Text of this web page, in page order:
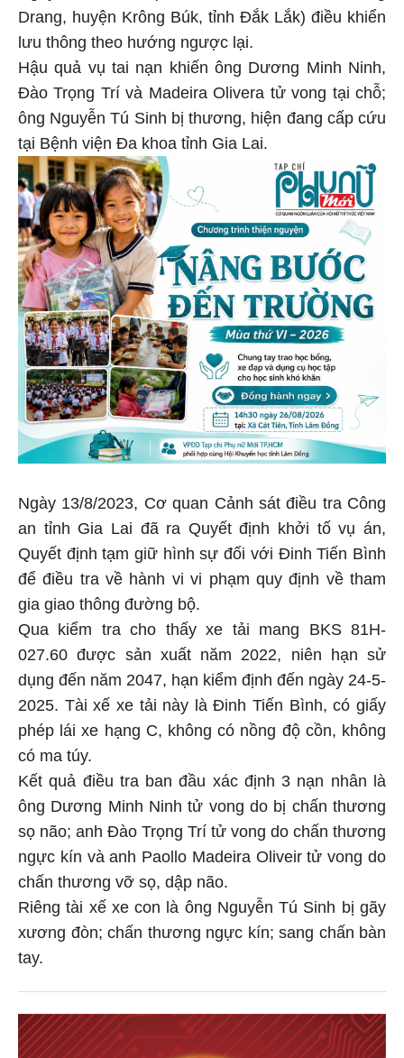
Drang, huyện Krông Búk, tỉnh Đắk Lắk) điều khiển
lưu thông theo hướng ngược lại.
Hậu quả vụ tai nạn khiến ông Dương Minh Ninh,
Đào Trọng Trí và Madeira Olivera tử vong tại chỗ;
ông Nguyễn Tú Sinh bị thương, hiện đang cấp cứu
tại Bệnh viện Đa khoa tỉnh Gia Lai.
Ngày 13/8/2023, Cơ quan Cảnh sát điều tra Công
an tỉnh Gia Lai đã ra Quyết định khởi tố vụ án,
Quyết định tạm giữ hình sự đối với Đinh Tiến Bình
để điều tra về hành vi vi phạm quy định về tham
gia giao thông đường bộ.
Qua kiểm tra cho thấy xe tải mang BKS 81H-
027.60 được sản xuất năm 2022, niên hạn sử
dụng đến năm 2047, hạn kiểm định đến ngày 24-5-
2025. Tài xế xe tải này là Đinh Tiến Bình, có giấy
phép lái xe hạng C, không có nồng độ cồn, không
có ma túy.
Kết quả điều tra ban đầu xác định 3 nạn nhân là
ông Dương Minh Ninh tử vong do bị chấn thương
sọ não; anh Đào Trọng Trí tử vong do chấn thương
ngực kín và anh Paollo Madeira Oliveir tử vong do
chấn thương vỡ sọ, dập não.
Riêng tài xế xe con là ông Nguyễn Tú Sinh bị gãy
xương đòn; chấn thương ngực kín; sang chấn bàn
tay.